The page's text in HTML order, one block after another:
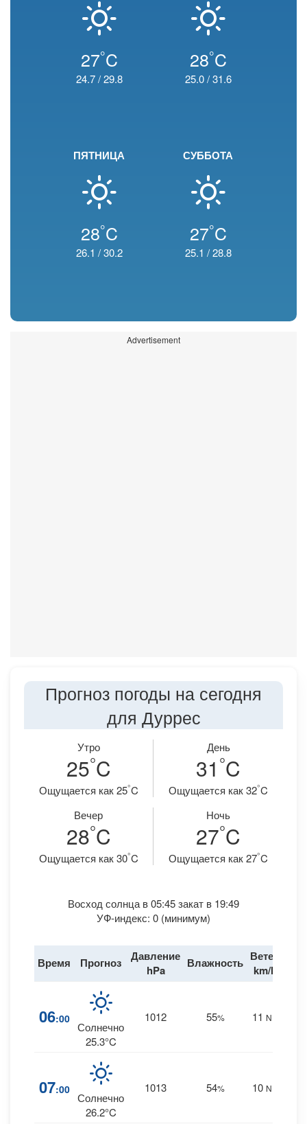
27°C
24.7/29.8
28°C
25.0/31.6
ПЯТНИЦА
28°C
26.1 /30.2
СУББОТА
27°C
25.1 /28.8
Advertisement
Прогноз погоды на сегодня
для Дуррес
Утро
25°C
Ощущается как 25°C
День
31 °C
Ощущается как 32°C
Вечер
28°C
Ощущается как 30°C
Ночь
27°C
Ощущается как 27°C
Восход солнца в 05:45 закат в 19:49
УФ-индекс: 0 (минимум)
Время Прогноз
Давление
hPa
Влажность Ветер
km/h
06:00
Солнечно
25.3°C
1012 55% 11 NE
07:00
Солнечно
26.2°C
1013 54% 10 NE